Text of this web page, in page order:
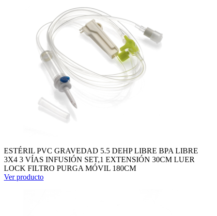
ESTÉRIL PVC GRAVEDAD 5.5 DEHP LIBRE BPA LIBRE
3X4 3 VÍAS INFUSIÓN SET,1 EXTENSIÓN 30CM LUER
LOCK FILTRO PURGA MÓVIL 180CM
Ver producto